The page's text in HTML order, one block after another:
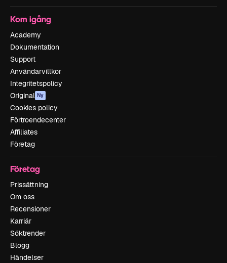
Kom igång
Academy
Dokumentation
Support
Användarvillkor
Integritetspolicy
Original Ny
Cookies policy
Förtroendecenter
Affiliates
Företag
Företag
Prissättning
Om oss
Recensioner
Karriär
Söktrender
Blogg
Händelser